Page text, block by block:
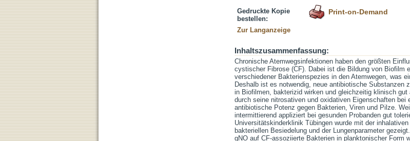
Gedruckte Kopie
bestellen:
Print-on-Demand
Zur Langanzeige
Inhaltszusammenfassung:
Chronische Atemwegsinfektionen haben den größten
cystischer Fibrose (CF). Dabei ist die Bildung von Biofilm
verschiedener Bakterienspezies in den Atemwegen, was
Deshalb ist es notwendig, neue antibiotische
in Biofilmen, bakterizid wirken und gleichzeitig klinisch
durch seine nitrosativen und oxidativen Eigenschaften
antibiotische Potenz gegen Bakterien, Viren und Pilze.
intermittierend appliziert bei gesunden Probanden gut
Universitätskinderklinik Tübingen wurde mit der
bakteriellen Besiedelung und der Lungenparameter
gNO auf CF-assoziierte Bakterien in planktonischer Form